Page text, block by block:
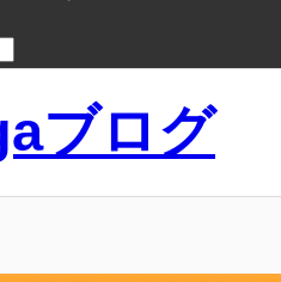
ブログ